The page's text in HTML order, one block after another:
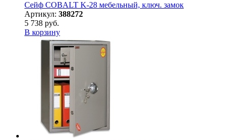
Сейф COBALT K-28 мебельный, ключ. замок
Артикул: 388272
5 738 руб.
В корзину